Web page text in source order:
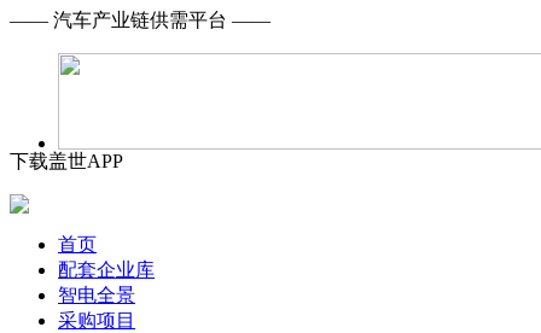
—— 汽车产业链供需平台 ——
下载盖世APP
首页
配套企业库
智电全景
采购项目